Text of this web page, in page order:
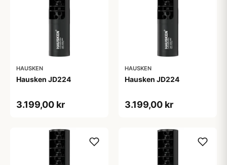
HAUSKEN
Hausken JD224
3.199,00 kr
HAUSKEN
Hausken JD224
3.199,00 kr